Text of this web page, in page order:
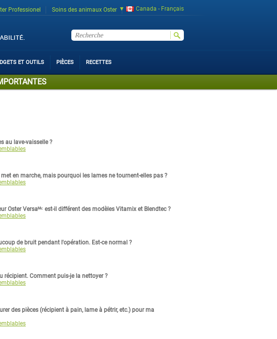
Professionel Soins des animaux Oster Canada - Français
ET OUTILS PIÈCES RECETTES
au lave-vaisselle ?
en marche, mais pourquoi les lames ne tournent-elles pas ?
Oster Versaᴹᶜ est-il différent des modèles Vitamix et Blendtec ?
de bruit pendant l'opération. Est-ce normal ?
récipient. Comment puis-je la nettoyer ?
des pièces (récipient à pain, lame à pétrir, etc.) pour ma